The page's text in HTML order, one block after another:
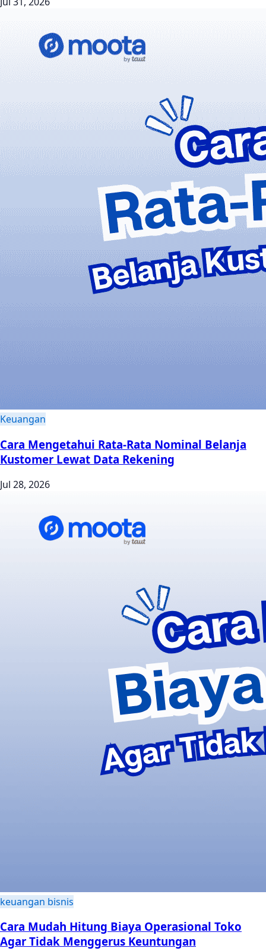
Keuangan
Cara Mengetahui Rata-Rata Nominal Belanja
Kustomer Lewat Data Rekening
Jul 28, 2026
keuangan bisnis
Cara Mudah Hitung Biaya Operasional Toko
Agar Tidak Menggerus Keuntungan